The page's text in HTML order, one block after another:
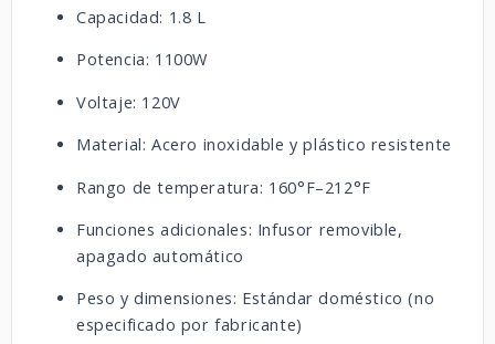
Capacidad: 1.8 L
Potencia: 1100W
Voltaje: 120V
Material: Acero inoxidable y plástico resistente
Rango de temperatura: 160°F–212°F
Funciones adicionales: Infusor removible,
apagado automático
Peso y dimensiones: Estándar doméstico (no
especificado por fabricante)